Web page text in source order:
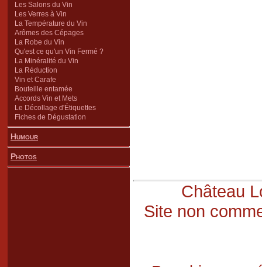
Les Salons du Vin
Les Verres à Vin
La Température du Vin
Arômes des Cépages
La Robe du Vin
Qu'est ce qu'un Vin Fermé ?
La Minéralité du Vin
La Réduction
Vin et Carafe
Bouteille entamée
Accords Vin et Mets
Le Décollage d'Étiquettes
Fiches de Dégustation
Humour
Photos
Château
Site non